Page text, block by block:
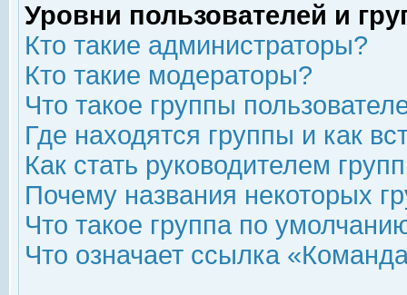
Уровни пользователей и
Кто такие администраторы?
Кто такие модераторы?
Что такое группы
Где находятся группы и как
Как стать руководителем
Почему названия некоторых
Что такое группа по
Что означает ссылка